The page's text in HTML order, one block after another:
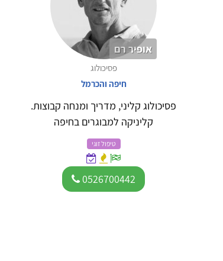
אופיר רם
פסיכולוג
חיפה והכרמל
פסיכולוג קליני, מדריך ומנחה קבוצות.
קליניקה למבוגרים בחיפה
טיפול זוגי
0526700442